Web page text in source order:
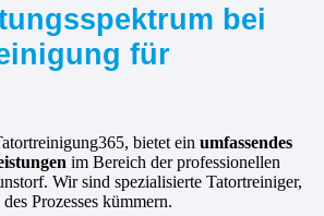
bei
für
bietet ein umfassendes
im Bereich der professionellen
Wir sind spezialisierte Tatortreiniger,
Prozesses kümmern.